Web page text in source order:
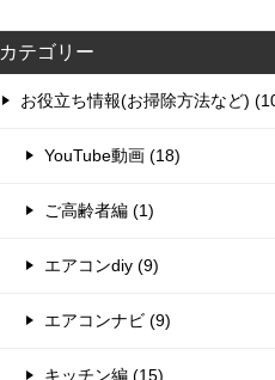
カテゴリー
お役立ち情報(お掃除方法など)
YouTube動画 (18)
ご高齢者編 (1)
エアコンdiy (9)
エアコンナビ (9)
キッチン編 (15)